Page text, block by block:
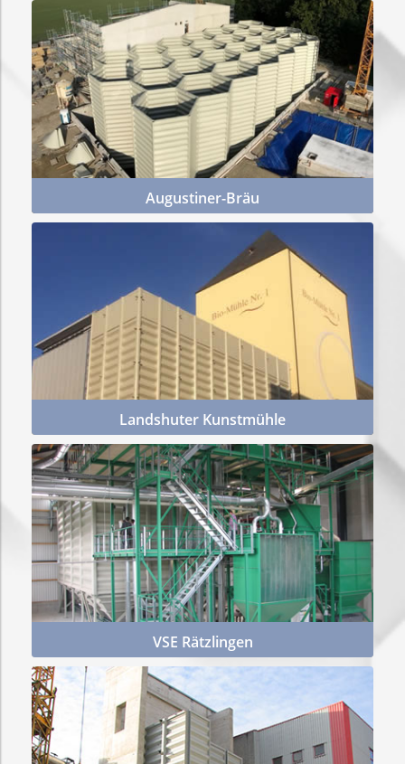
Mehr Infos
Augustiner-Bräu
Mehr Infos
Landshuter Kunstmühle
Mehr Infos
VSE Rätzlingen
Mehr Infos